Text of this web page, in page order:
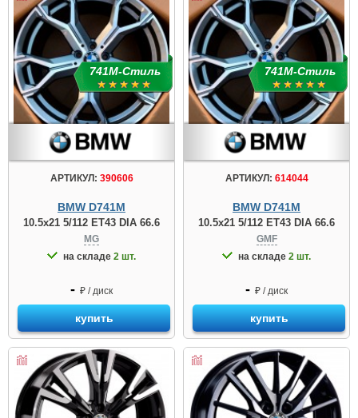
АРТИКУЛ: 390606
741М-Стиль
BMW D741M
10.5x21 5/112 ET43 DIA 66.6
MG
на складе 2 шт.
- ₽ / диск
купить
АРТИКУЛ: 614044
741М-Стиль
BMW D741M
10.5x21 5/112 ET43 DIA 66.6
GMF
на складе 2 шт.
- ₽ / диск
купить